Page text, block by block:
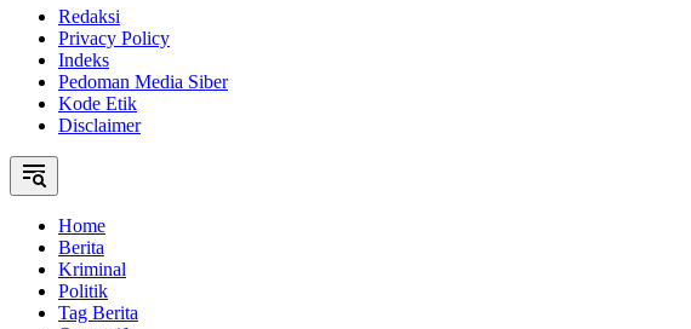
Redaksi
Privacy Policy
Indeks
Pedoman Media Siber
Kode Etik
Disclaimer
Home
Berita
Kriminal
Politik
Tag Berita